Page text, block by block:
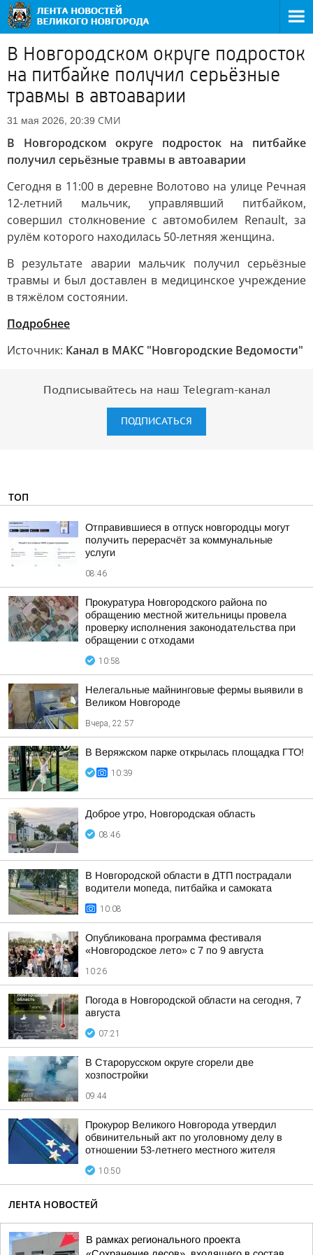
В Новгородском округе подросток
на питбайке получил серьёзные
травмы в автоаварии
31 мая 2026, 20:39 СМИ
В Новгородском округе подросток на питбайке
получил серьёзные травмы в автоаварии
Сегодня в 11:00 в деревне Волотово на улице Речная
12-летний мальчик, управлявший питбайком,
совершил столкновение с автомобилем Renault, за
рулём которого находилась 50-летняя женщина.
В результате аварии мальчик получил серьёзные
травмы и был доставлен в медицинское учреждение
в тяжёлом состоянии.
Подробнее
Источник: Канал в МАКС "Новгородские Ведомости"
Подписывайтесь на наш Telegram-канал
ПОДПИСАТЬСЯ
ТОП
Отправившиеся в отпуск новгородцы могут
получить перерасчёт за коммунальные
услуги
08:46
Прокуратура Новгородского района по
обращению местной жительницы провела
проверку исполнения законодательства при
обращении с отходами
10:58
Нелегальные майнинговые фермы выявили в
Великом Новгороде
Вчера, 22:57
В Веряжском парке открылась площадка ГТО!
10:39
Доброе утро, Новгородская область
08:46
В Новгородской области в ДТП пострадали
водители мопеда, питбайка и самоката
10:08
Опубликована программа фестиваля
«Новгородское лето» с 7 по 9 августа
10:26
Погода в Новгородской области на сегодня, 7
августа
07:21
В Старорусском округе сгорели две
хозпостройки
09:44
Прокурор Великого Новгорода утвердил
обвинительный акт по уголовному делу в
отношении 53-летнего местного жителя
10:50
ЛЕНТА НОВОСТЕЙ
В рамках регионального проекта